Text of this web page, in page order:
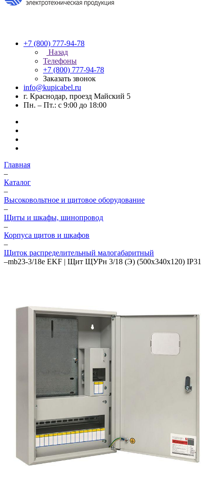
+7 (800) 777-94-78
Назад
Телефоны
+7 (800) 777-94-78
Заказать звонок
info@kupicabel.ru
г. Краснодар, проезд Майский 5
Пн. – Пт.: с 9:00 до 18:00
Главная
–
Каталог
–
Высоковольтное и щитовое оборудование
–
Щиты и шкафы, шинопровод
–
Корпуса щитов и шкафов
–
Щиток распределительный малогабаритный
–mb23-3/18e EKF | Щит ЩУРн 3/18 (Э) (500х340х120) IP31